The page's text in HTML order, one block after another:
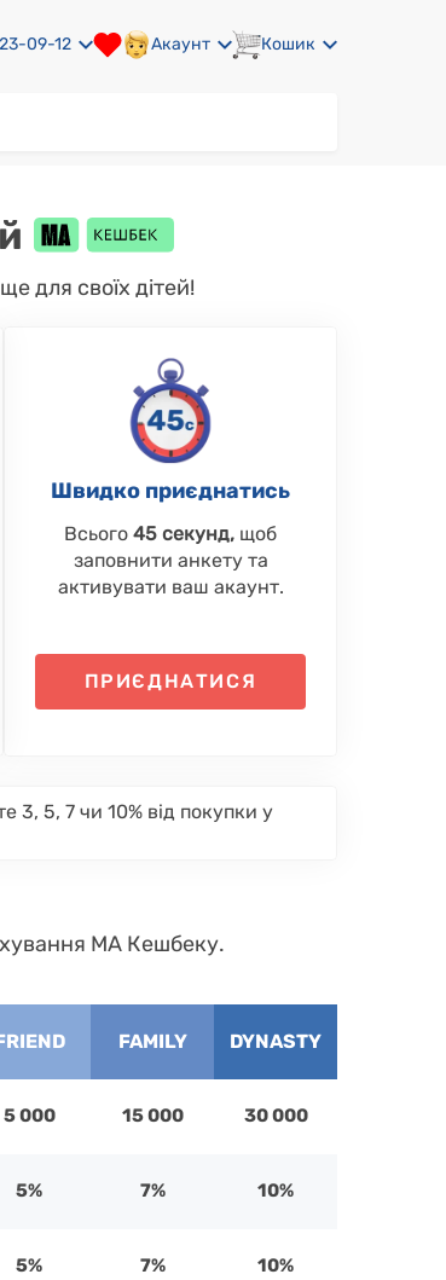
09-12 Акаунт Кошик
для своїх дітей!
Швидко приєднатись
Всього 45 секунд, щоб
заповнити анкету та
активувати ваш акаунт.
ПРИЄДНАТИСЯ
3, 5, 7 чи 10% від покупки у
МА Кешбеку.
FAMILY DYNASTY
5 000 15 000 30 000
5% 7% 10%
5% 7% 10%